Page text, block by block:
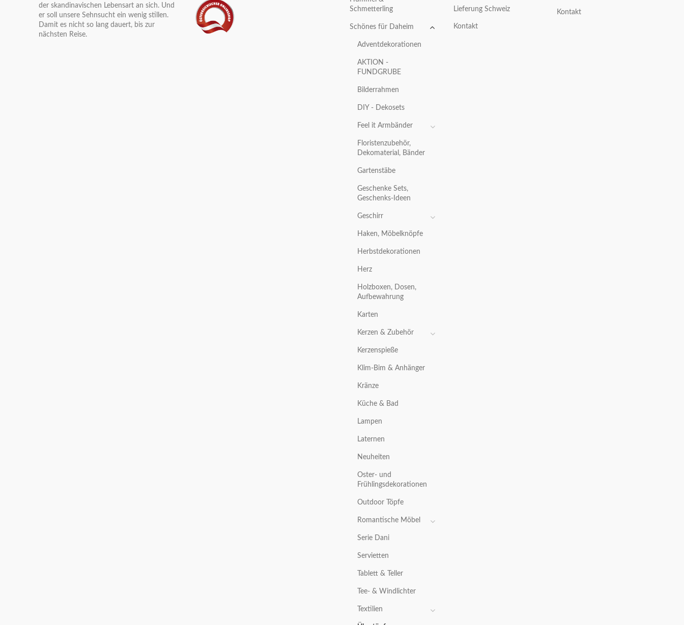
der skandinavischen Lebensart an sich. Und
er soll unsere Sehnsucht ein wenig stillen.
Damit es nicht so lang dauert, bis zur
nächsten Reise.
Schmetterling
Schönes für Daheim
Adventdekorationen
AKTION -
FUNDGRUBE
Bilderrahmen
DIY - Dekosets
Feel it Armbänder
Floristenzubehör,
Dekomaterial, Bänder
Gartenstäbe
Geschenke Sets,
Geschenks-Ideen
Geschirr
Haken, Möbelknöpfe
Herbstdekorationen
Herz
Holzboxen, Dosen,
Aufbewahrung
Karten
Kerzen & Zubehör
Kerzenspieße
Klim-Bim & Anhänger
Kränze
Küche & Bad
Lampen
Laternen
Neuheiten
Oster- und
Frühlingsdekorationen
Outdoor Töpfe
Romantische Möbel
Serie Dani
Servietten
Tablett & Teller
Tee- & Windlichter
Textilien
Lieferung Schweiz
Kontakt
Kontakt